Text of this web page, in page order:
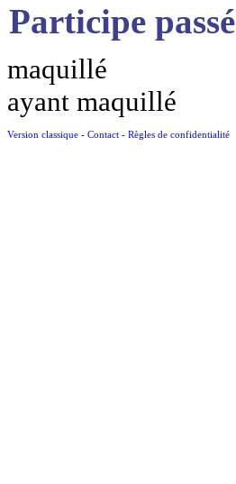
Participe passé
maquillé
ayant maquillé
Version classique - Contact - Règles de confidentialité